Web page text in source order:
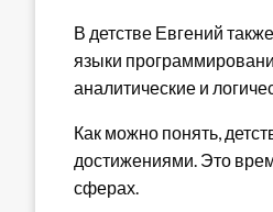
В детстве Евгений
языки
аналитические и
Как можно понять,
достижениями. Это
сферах.